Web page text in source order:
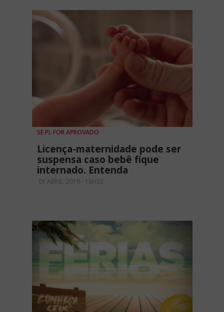
SE PL FOR APROVADO
Licença-maternidade pode ser
suspensa caso bebê fique
internado. Entenda
01 ABRIL, 2019 - 16H22